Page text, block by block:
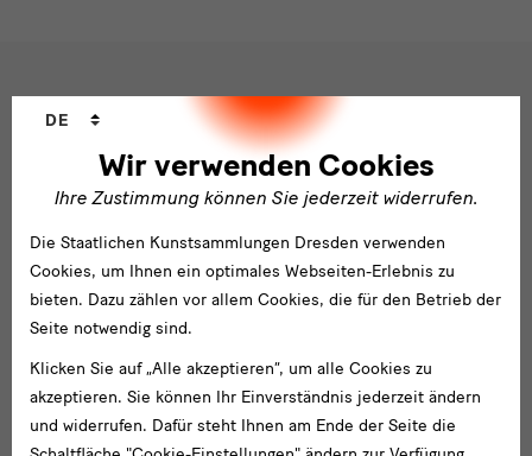
Wir verwenden Cookies
Ihre Zustimmung können Sie jederzeit widerrufen.
Sprachwechsler
DE
Die Staatlichen Kunstsammlungen Dresden verwenden
Cookies, um Ihnen ein optimales Webseiten-Erlebnis zu
bieten. Dazu zählen vor allem Cookies, die für den Betrieb der
Seite notwendig sind.
Klicken Sie auf „Alle akzeptieren“, um alle Cookies zu
akzeptieren. Sie können Ihr Einverständnis jederzeit ändern
und widerrufen. Dafür steht Ihnen am Ende der Seite die
Social
Media
und
Newsletter
Facebook
X YoutubeInstagramSKD
Blog
Newsletter
E-
Mail-
Adresse
Anmelden
* Pflichtfeld
Tel. +49 351 49 14 2000
besucherservice(at)skdmuseum.info